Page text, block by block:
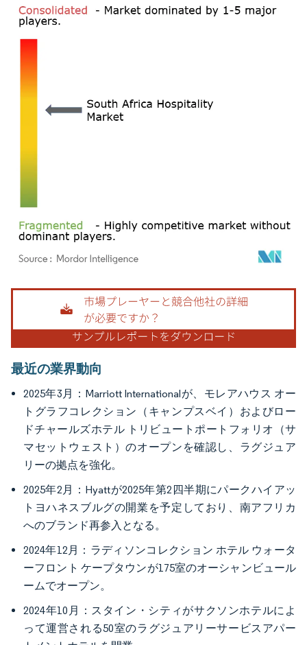
画像 © Mordor Intelligence。再利用にはCC BY 4.0の表示が必要です。
最近の業界動向
2025年3月：Marriott Internationalが、モレアハウス オー
トグラフコレクション（キャンプスベイ）およびロー
ドチャールズホテル トリビュートポートフォリオ（サ
マセットウェスト）のオープンを確認し、ラグジュア
リーの拠点を強化。
2025年2月：Hyattが2025年第2四半期にパークハイアッ
トヨハネスブルグの開業を予定しており、南アフリカ
へのブランド再参入となる。
2024年12月：ラディソンコレクション ホテル ウォータ
ーフロント ケープタウンが175室のオーシャンビュール
ームでオープン。
2024年10月：スタイン・シティがサクソンホテルによ
って運営される50室のラグジュアリーサービスアパー